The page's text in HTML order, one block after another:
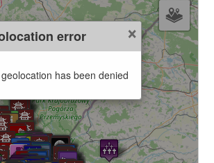
×
error
has been denied